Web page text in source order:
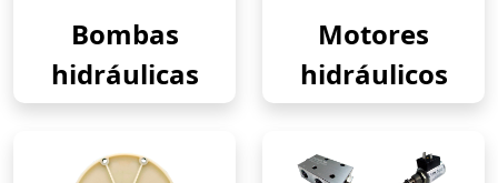
Bombas
hidráulicas
Motores
hidráulicos